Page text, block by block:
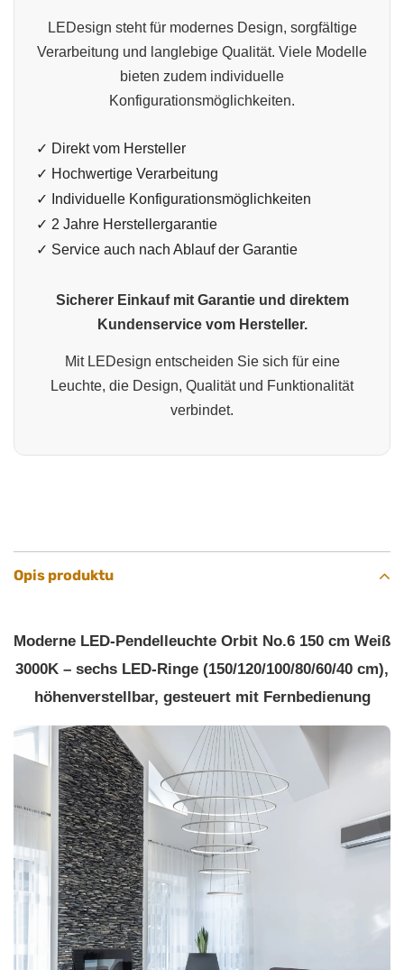
LEDesign steht für modernes Design, sorgfältige
Verarbeitung und langlebige Qualität. Viele Modelle
bieten zudem individuelle
Konfigurationsmöglichkeiten.
✓ Direkt vom Hersteller
✓ Hochwertige Verarbeitung
✓ Individuelle Konfigurationsmöglichkeiten
✓ 2 Jahre Herstellergarantie
✓ Service auch nach Ablauf der Garantie
Sicherer Einkauf mit Garantie und direktem
Kundenservice vom Hersteller.
Mit LEDesign entscheiden Sie sich für eine
Leuchte, die Design, Qualität und Funktionalität
verbindet.
Opis produktu
Moderne LED-Pendelleuchte Orbit No.6 150 cm Weiß
3000K – sechs LED-Ringe (150/120/100/80/60/40 cm),
höhenverstellbar, gesteuert mit Fernbedienung